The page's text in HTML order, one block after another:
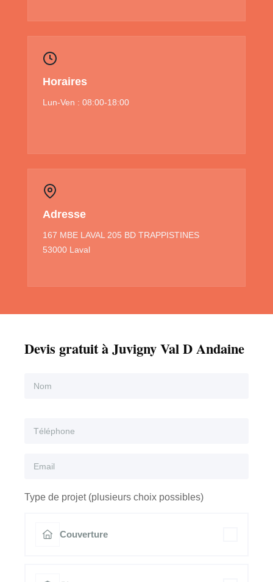
Horaires
Lun-Ven : 08:00-18:00
Adresse
167 MBE LAVAL 205 BD TRAPPISTINES
53000 Laval
Devis gratuit à Juvigny Val D Andaine
Type de projet (plusieurs choix possibles)
Couverture